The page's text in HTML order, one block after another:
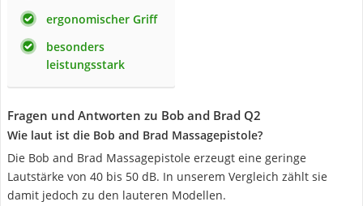
ergonomischer Griff
besonders
leistungsstark
Fragen und Antworten zu Bob and Brad Q2
Wie laut ist die Bob and Brad Massagepistole?
Die Bob and Brad Massagepistole erzeugt eine geringe
Lautstärke von 40 bis 50 dB. In unserem Vergleich zählt sie
damit jedoch zu den lauteren Modellen.